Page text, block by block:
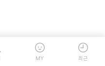
MY 최근